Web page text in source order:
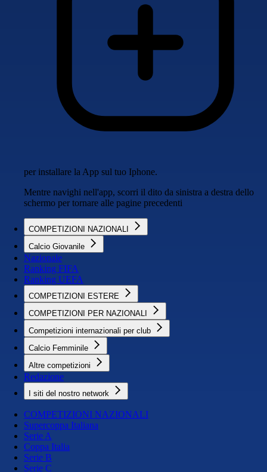
per installare la App sul tuo Iphone.
Mentre navighi nell'app, scorri il dito da sinistra a destra dello
schermo per tornare alle pagine precedenti
COMPETIZIONI NAZIONALI
Calcio Giovanile
Nazionale
Ranking FIFA
Ranking UEFA
COMPETIZIONI ESTERE
COMPETIZIONI PER NAZIONALI
Competizioni internazionali per club
Calcio Femminile
Altre competizioni
Redazione
I siti del nostro network
COMPETIZIONI NAZIONALI
Supercoppa Italiana
Serie A
Coppa Italia
Serie B
Serie C